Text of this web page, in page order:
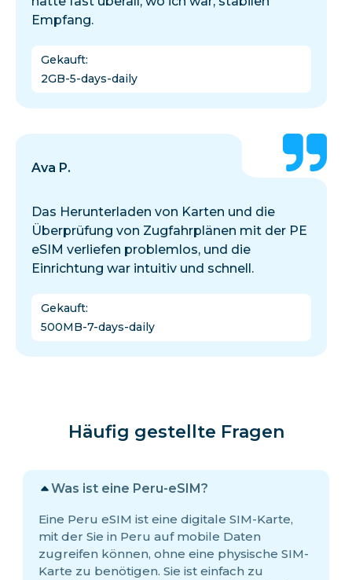
Empfang.
Gekauft:
2GB-5-days-daily
Ava P.
Das Herunterladen von Karten und die
Überprüfung von Zugfahrplänen mit der PE
eSIM verliefen problemlos, und die
Einrichtung war intuitiv und schnell.
Gekauft:
500MB-7-days-daily
Häufig gestellte Fragen
Was ist eine Peru-eSIM?
Eine Peru eSIM ist eine digitale SIM-Karte,
mit der Sie in Peru auf mobile Daten
zugreifen können, ohne eine physische SIM-
Karte zu benötigen. Sie ist einfach zu